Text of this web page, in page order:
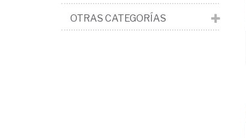
OTRAS CATEGORÍAS